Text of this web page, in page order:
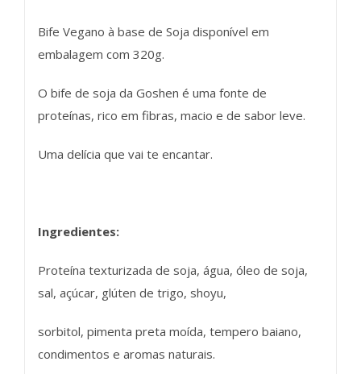
Bife Vegano à base de Soja disponível em
embalagem com 320g.
O bife de soja da Goshen é uma fonte de
proteínas, rico em fibras, macio e de sabor leve.
Uma delícia que vai te encantar.
Ingredientes:
Proteína texturizada de soja, água, óleo de soja,
sal, açúcar, glúten de trigo, shoyu,
sorbitol, pimenta preta moída, tempero baiano,
condimentos e aromas naturais.